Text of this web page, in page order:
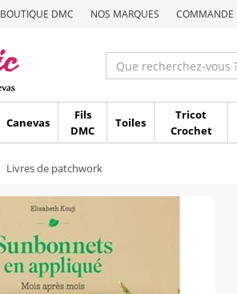
BOUTIQUE DMC NOS MARQUES COMMANDE
Canevas
Fils
DMC
Toiles
Tricot
Crochet
Livres de patchwork